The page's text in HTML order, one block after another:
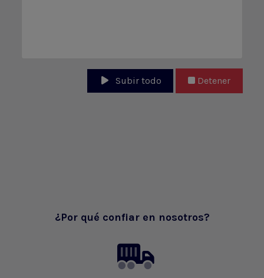
Subir todo Detener
¿Por qué confiar en nosotros?